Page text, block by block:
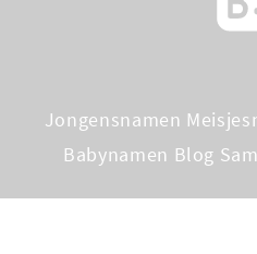
Jongensnamen
Babynamen Blog